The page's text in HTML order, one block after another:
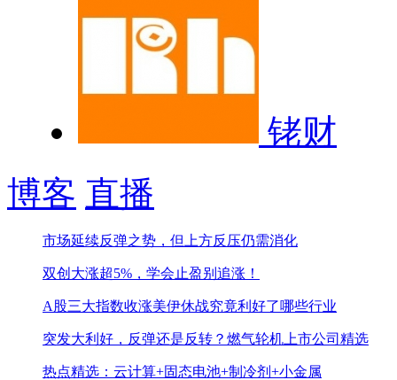
铑财
博客 直播
市场延续反弹之势，但上方反压仍需消化
双创大涨超5%，学会止盈别追涨！
A股三大指数收涨美伊休战究竟利好了哪些行业
突发大利好，反弹还是反转？ 燃气轮机上市公司精选
热点精选：云计算+固态电池+制冷剂+小金属